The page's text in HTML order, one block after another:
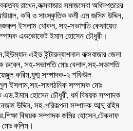
রাখেন,কক্সবাজার সমাজসেবা অধিদপ্তরের
কবি ও সাংস্কৃতিক কর্মী এম জসিম উদ্দিন,
ইসলাম খোকন, সহ-সভাপতি কেফায়েত
এডভোকেট ইমান হোসেন চৌধুরী।
এইড ইন্টারন্যাশনাল কক্সবাজার জেলা
রুবেল, সহ-সভাপতি মোঃ বেলাল,সহ-সভাপতি
করিম,যুগ্ম সম্পাদক-২ শফিউল
ইসলাম,সহ-সাংগঠনিক সম্পাদক মোঃ
হোসেন চৌধুরী, ধর্ম বিষয়ক সম্পাদক
উদ্দিন, সহ-পরিকল্পনা সম্পাদক আব্দু রহিম
বিষয়ক সম্পাদক জমির হোসেন,টেকনাফ
মোঃ কলিম।